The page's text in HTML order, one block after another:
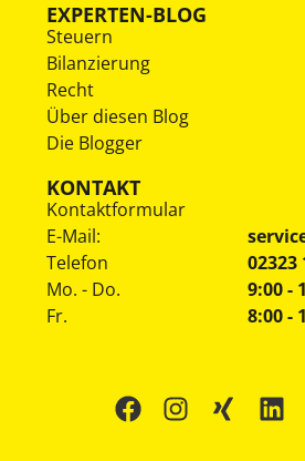
EXPERTEN-BLOG
Steuern
Bilanzierung
Recht
Über diesen Blog
Die Blogger
KONTAKT
Kontaktformular
E-Mail:
Telefon
02323
Mo. - Do.
Fr.
9:00 -
8:00 -